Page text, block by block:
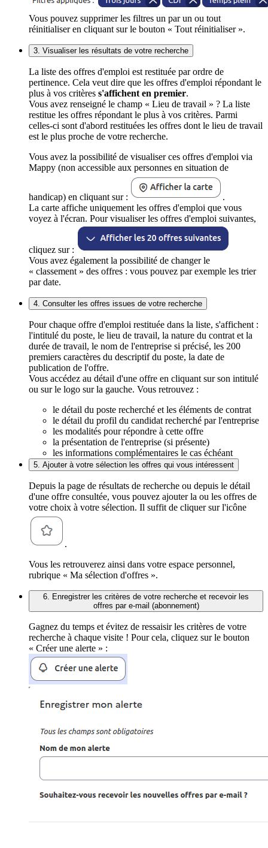
Vous pouvez supprimer les filtres un par un ou tout
réinitialiser en cliquant sur le bouton « Tout réinitialiser ».
3. Visualiser les résultats de votre recherche
La liste des offres d'emploi est restituée par ordre de
pertinence. Cela veut dire que les offres d'emploi répondant le
plus à vos critères s'affichent en premier.
Vous avez renseigné le champ « Lieu de travail » ? La liste
restitue les offres répondant le plus à vos critères. Parmi
celles-ci sont d'abord restituées les offres dont le lieu de travail
est le plus proche de votre recherche.
Vous avez la possibilité de visualiser ces offres d'emploi via
Mappy (non accessible aux personnes en situation de
handicap) en cliquant sur :
.
La carte affiche uniquement les offres d'emploi que vous
voyez à l'écran. Pour visualiser les offres d'emploi suivantes,
cliquez sur :
Vous avez également la possibilité de changer le
« classement » des offres : vous pouvez par exemple les trier
par date.
4. Consulter les offres issues de votre recherche
Pour chaque offre d'emploi restituée dans la liste, s'affichent :
l'intitulé du poste, le lieu de travail, la nature du contrat et la
durée de travail, le nom de l'entreprise si précisé, les 200
premiers caractères du descriptif du poste, la date de
publication de l'offre.
Vous accédez au détail d'une offre en cliquant sur son intitulé
ou sur le logo sur la gauche. Vous retrouvez :
le détail du poste recherché et les éléments de contrat
le détail du profil du candidat recherché par l'entreprise
les modalités pour répondre à cette offre
la présentation de l'entreprise (si présente)
les informations complémentaires le cas échéant
5. Ajouter à votre sélection les offres qui vous intéressent
Depuis la page de résultats de recherche ou depuis le détail
d'une offre consultée, vous pouvez ajouter la ou les offres de
votre choix à votre sélection. Il suffit de cliquer sur l'icône
.
Vous les retrouverez ainsi dans votre espace personnel,
rubrique « Ma sélection d'offres ».
6. Enregistrer les critères de votre recherche et recevoir les
offres par e-mail (abonnement)
Gagnez du temps et évitez de ressaisir les critères de votre
recherche à chaque visite ! Pour cela, cliquez sur le bouton
« Créer une alerte » :